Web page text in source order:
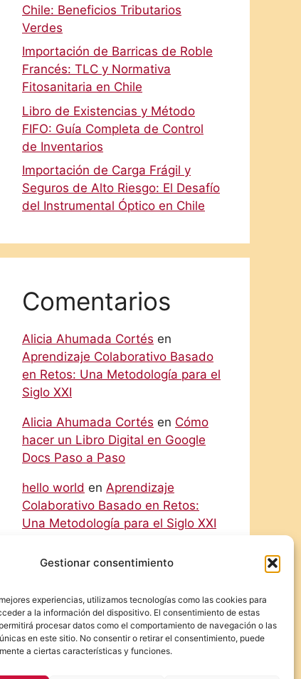
Gestionar consentimiento
experiencias, utilizamos tecnologías como las cookies para
a la información del dispositivo. El consentimiento de estas
procesar datos como el comportamiento de navegación o las
en este sitio. No consentir o retirar el consentimiento, puede
a ciertas características y funciones.
Chile: Beneficios Tributarios
Verdes
Importación de Barricas de Roble
Francés: TLC y Normativa
Fitosanitaria en Chile
Libro de Existencias y Método
FIFO: Guía Completa de Control
de Inventarios
Importación de Carga Frágil y
Seguros de Alto Riesgo: El Desafío
del Instrumental Óptico en Chile
Comentarios
Alicia Ahumada Cortés en
Aprendizaje Colaborativo Basado
en Retos: Una Metodología para el
Siglo XXI
Alicia Ahumada Cortés en Cómo
hacer un Libro Digital en Google
Docs Paso a Paso
hello world en Aprendizaje
Colaborativo Basado en Retos:
Una Metodología para el Siglo XXI
Digital en Google Docs Paso a
Eliecer Campos Cárdenasen
Diferencias y Relaciones entre las
NIC y las NIIF: Una Guía Detallada